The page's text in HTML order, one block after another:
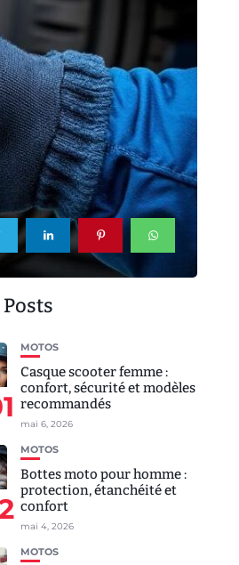
MOTOS
Casque scooter femme :
confort, sécurité et modèles
recommandés
mai 6, 2026
MOTOS
Bottes moto pour homme :
protection, étanchéité et
confort
mai 4, 2026
MOTOS